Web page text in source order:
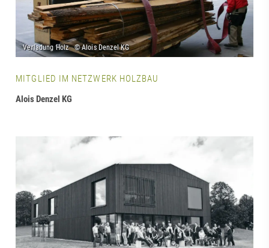
MITGLIED IM NETZWERK HOLZBAU
Alois Denzel KG